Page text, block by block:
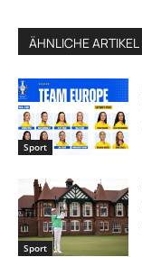
ÄHNLICHE ARTIKEL
Sport
Sport